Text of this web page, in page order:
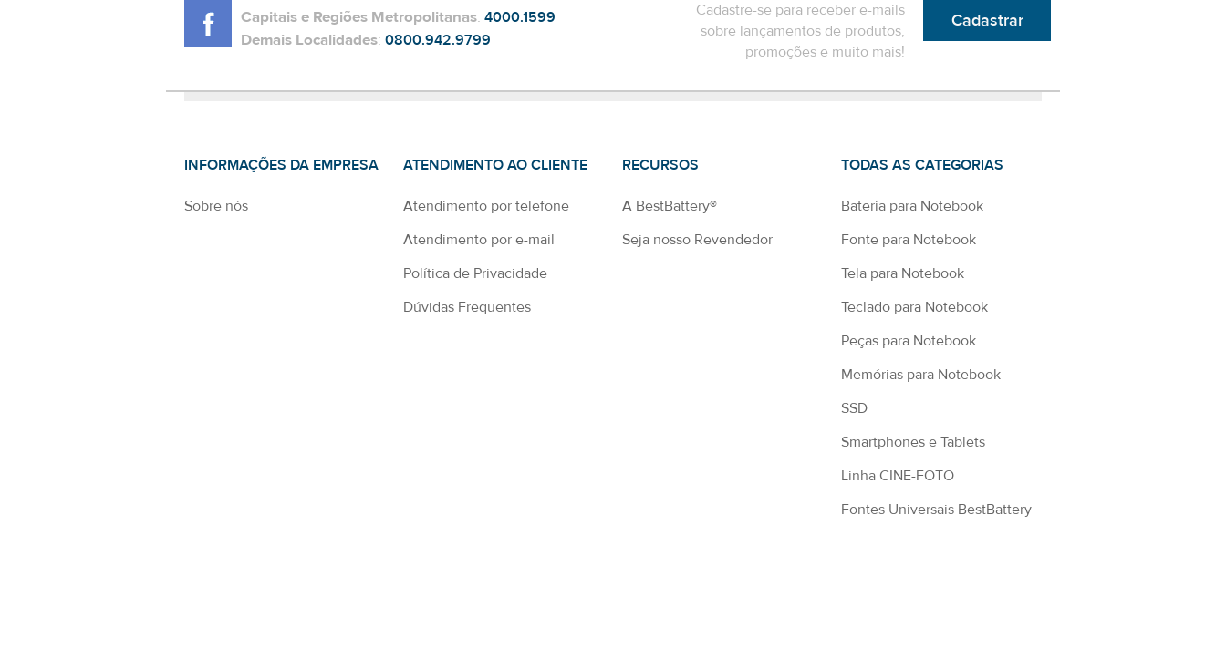
Cadastre-se para receber e-mails
sobre lançamentos de produtos,
promoções e muito mais!
Cadastrar
Capitais e Regiões Metropolitanas: 4000.1599
Demais Localidades: 0800.942.9799
INFORMAÇÕES DA EMPRESA
Sobre nós
ATENDIMENTO AO CLIENTE
Atendimento por telefone
Atendimento por e-mail
Política de Privacidade
Dúvidas Frequentes
RECURSOS
A BestBattery®
Seja nosso Revendedor
TODAS AS CATEGORIAS
Bateria para Notebook
Fonte para Notebook
Tela para Notebook
Teclado para Notebook
Peças para Notebook
Memórias para Notebook
SSD
Smartphones e Tablets
Linha CINE-FOTO
Fontes Universais BestBattery